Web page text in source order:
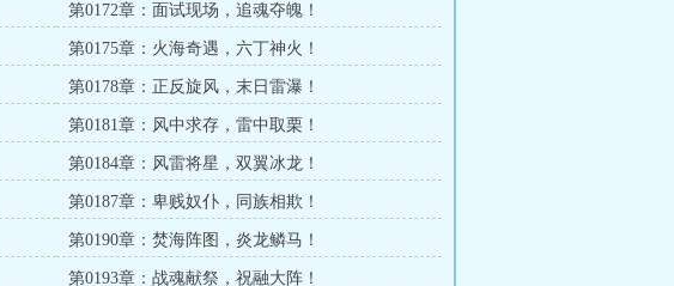
第0172章：面试现场，追魂夺魄！
第0175章：火海奇遇，六丁神火！
第0178章：正反旋风，末日雷瀑！
第0181章：风中求存，雷中取栗！
第0184章：风雷将星，双翼冰龙！
第0187章：卑贱奴仆，同族相欺！
第0190章：焚海阵图，炎龙鳞马！
第0193章：战魂献祭，祝融大阵！